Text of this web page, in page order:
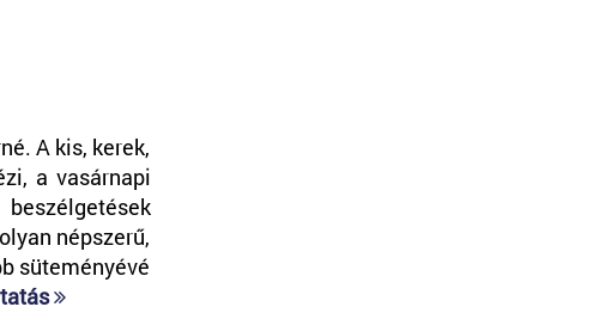
A kis, kerek,
a vasárnapi
népszerű,
süteményévé